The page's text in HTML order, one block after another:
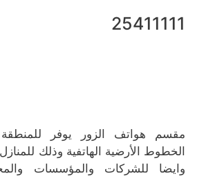
25411111
مقسم هواتف الزور يوفر
الخطوط الأرضية الهاتفية وذلك
وايضا للشركات والمؤسسات